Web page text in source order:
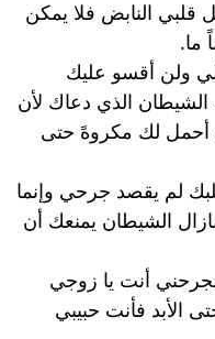
النابض فلا يمكن
ما.
ولن أقسو عليك
الذي دعاك لأن
أحمل لك مكروهً حتى
لم يقصد جرحي وإنما
الشيطان يمنعك أن
أنت يا زوجي
الأبد فأنت حبيبي